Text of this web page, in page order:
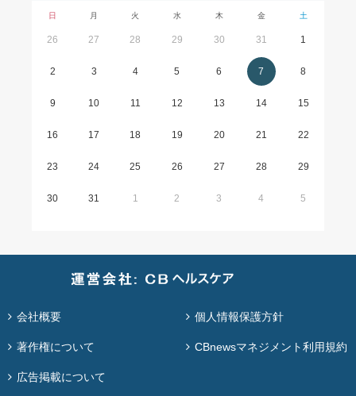
日 月 火 水 木 金 土
26 27 28 29 30 31 1
2 3 4 5 6 7 8
9 10 11 12 13 14 15
16 17 18 19 20 21 22
23 24 25 26 27 28 29
30 31 1 2 3 4 5
会社概要 個人情報保護方針
著作権について CBnewsマネジメント利用規約
広告掲載について